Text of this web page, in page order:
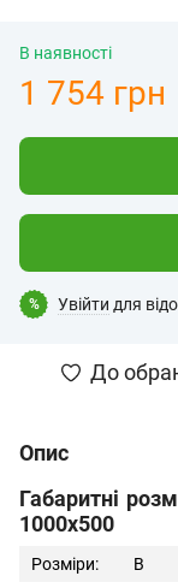
В наявності
1 754 грн
% Увійти для
До
Опис
Габаритні
1000х500
Розміри: B